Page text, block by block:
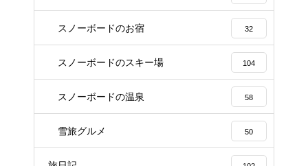
スノーボードのお宿 32
スノーボードのスキー場 104
スノーボードの温泉 58
雪旅グルメ 50